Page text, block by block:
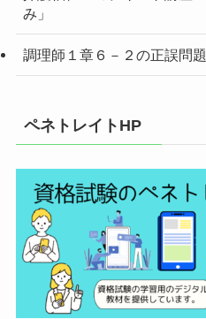
み」
調理師１章６－２の正誤問題
ペネトレイトHP